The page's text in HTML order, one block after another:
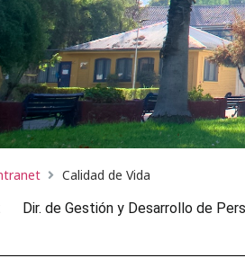
Dir. de Gestión y Desarrollo de
Calidad de Vida